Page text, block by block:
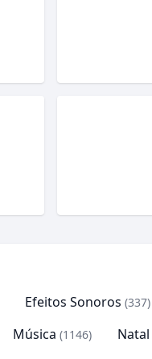
Efeitos Sonoros (337)
Música (1146) Natal